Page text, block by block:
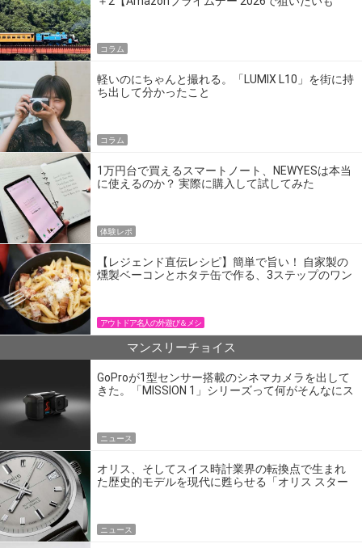
コラム
軽いのにちゃんと撮れる。「LUMIX L10」を街に持
ち出して分かったこと
コラム
1万円台で買えるスマートノート、NEWYESは本当
に使えるのか？ 実際に購入して試してみた
体験レポ
【レジェンド直伝レシピ】簡単で旨い！ 自家製の
燻製ベーコンとホタテ缶で作る、3ステップのワン
アウトドア名人の外遊び＆メシ
マンスリーチョイス
GoProが1型センサー搭載のシネマカメラを出して
きた。「MISSION 1」シリーズって何がそんなにス
ニュース
オリス、そしてスイス時計業界の転換点で生まれ
た歴史的モデルを現代に甦らせる「オリス スター
ニュース